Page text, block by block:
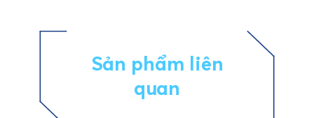
Sản phẩm liên
quan